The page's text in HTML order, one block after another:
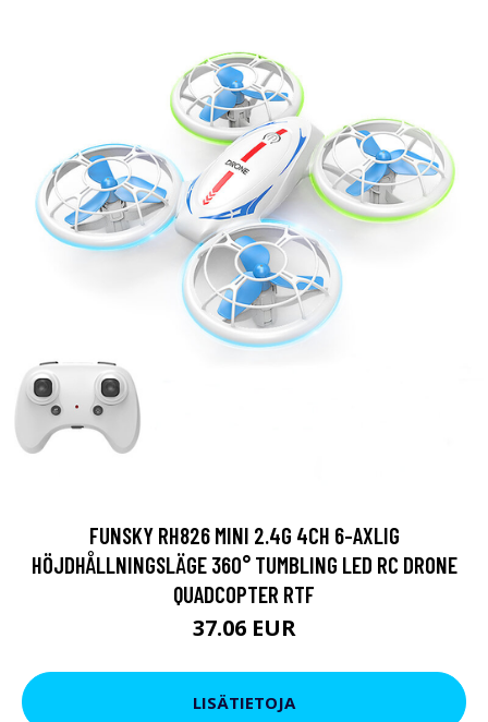
FUNSKY RH826 MINI 2.4G 4CH 6-AXLIG
HÖJDHÅLLNINGSLÄGE 360° TUMBLING LED RC DRONE
QUADCOPTER RTF
37.06 EUR
LISÄTIETOJA